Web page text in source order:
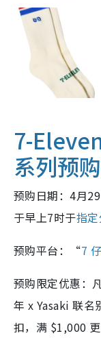
7-
系列预
预购日期：4月
于早上7时于指
预购平台：“7
预购限定优惠：
年 x Yasaki 联名
扣，满 $1,000